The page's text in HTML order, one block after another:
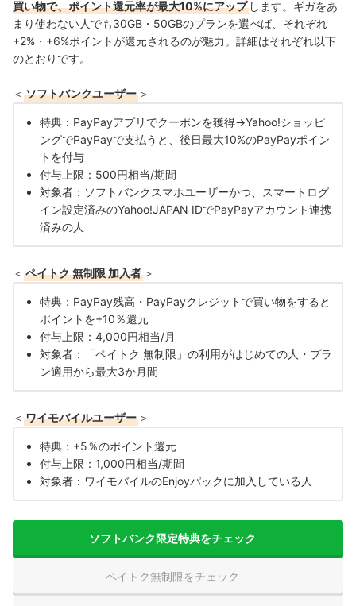
買い物で、ポイント還元率が最大10%にアップ します。ギガをあ
まり使わない人でも30GB・50GBのプランを選べば、それぞれ
+2%・+6%ポイントが還元されるのが魅力。詳細はそれぞれ以下
のとおりです。
＜ ソフトバンクユーザー ＞
特典：PayPayアプリでクーポンを獲得→Yahoo!ショッピ
ングでPayPayで支払うと、後日最大10%のPayPayポイン
トを付与
付与上限：500円相当/期間
対象者：ソフトバンクスマホユーザーかつ、スマートログ
イン設定済みのYahoo!JAPAN IDでPayPayアカウント連携
済みの人
＜ ペイトク 無制限 加入者 ＞
特典：PayPay残高・PayPayクレジットで買い物をすると
ポイントを+10％還元
付与上限：4,000円相当/月
対象者：「ペイトク 無制限」の利用がはじめての人・プラ
ン適用から最大3か月間
＜ ワイモバイルユーザー ＞
特典：+5％のポイント還元
付与上限：1,000円相当/期間
対象者：ワイモバイルのEnjoyパックに加入している人
ソフトバンク限定特典をチェック
ペイトク無制限をチェック